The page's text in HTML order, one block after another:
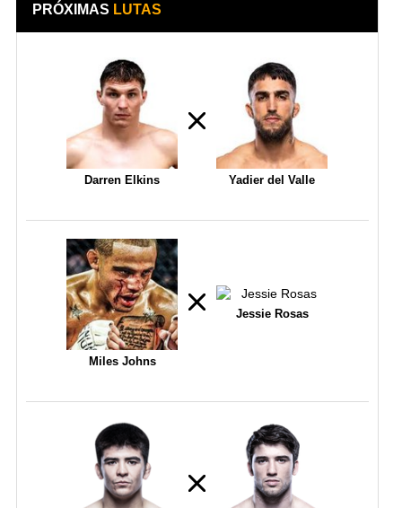
PRÓXIMAS LUTAS
Darren Elkins Yadier del Valle
Miles Johns
Jessie Rosas